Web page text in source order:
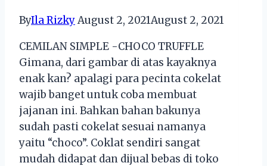
ByIla RizkyAugust 2, 2021August 2, 2021
CEMILAN SIMPLE -CHOCO TRUFFLE
Gimana, dari gambar di atas kayaknya
enak kan? apalagi para pecinta cokelat
wajib banget untuk coba membuat
jajanan ini. Bahkan bahan bakunya
sudah pasti cokelat sesuai namanya
yaitu “choco”. Coklat sendiri sangat
mudah didapat dan dijual bebas di toko